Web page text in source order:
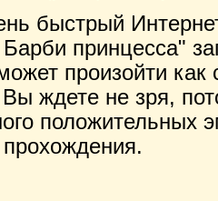
быстрый
принцесса"
произойти как
Вы ждете не зря,
положительных